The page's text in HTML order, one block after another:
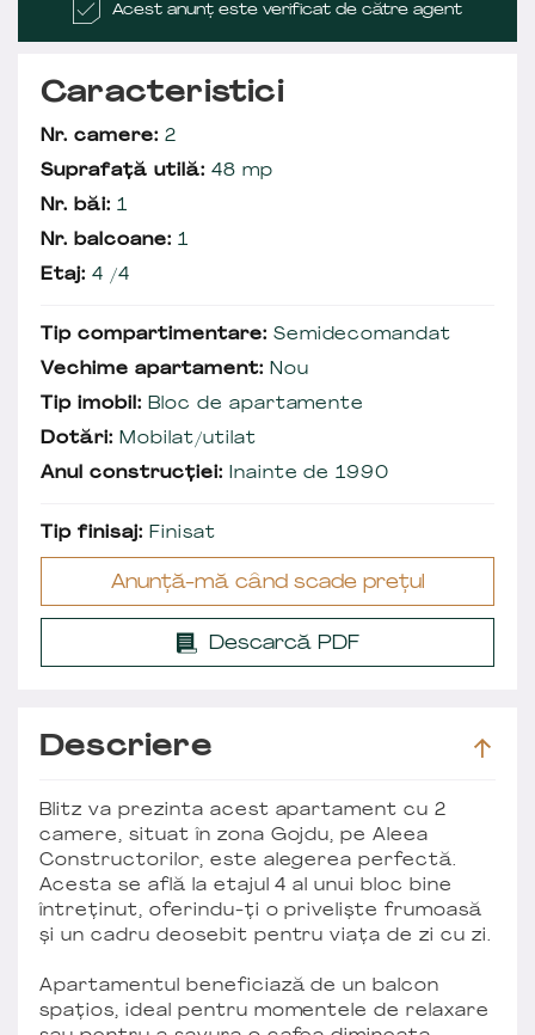
Acest anunț este verificat de către agent
Caracteristici
Nr. camere: 2
Suprafață utilă: 48 mp
Nr. băi: 1
Nr. balcoane: 1
Etaj: 4 /4
Tip compartimentare: Semidecomandat
Vechime apartament: Nou
Tip imobil: Bloc de apartamente
Dotări: Mobilat/utilat
Anul construcției: Inainte de 1990
Tip finisaj: Finisat
Anunță-mă când scade prețul
Descarcă PDF
Descriere
Blitz va prezinta acest apartament cu 2
camere, situat în zona Gojdu, pe Aleea
Constructorilor, este alegerea perfectă.
Acesta se află la etajul 4 al unui bloc bine
întreținut, oferindu-ți o priveliște frumoasă
și un cadru deosebit pentru viața de zi cu zi.
Apartamentul beneficiază de un balcon
spațios, ideal pentru momentele de relaxare